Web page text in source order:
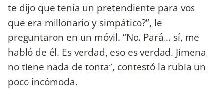
te dijo que tenía un pretendiente para vos
que era millonario y simpático?”, le
preguntaron en un móvil. “No. Pará… sí, me
habló de él. Es verdad, eso es verdad. Jimena
no tiene nada de tonta”, contestó la rubia un
poco incómoda.